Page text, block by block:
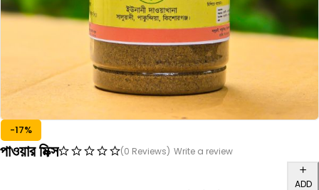
-17%
পাওয়ার মিক্স (0 Reviews) Write a review
ADD